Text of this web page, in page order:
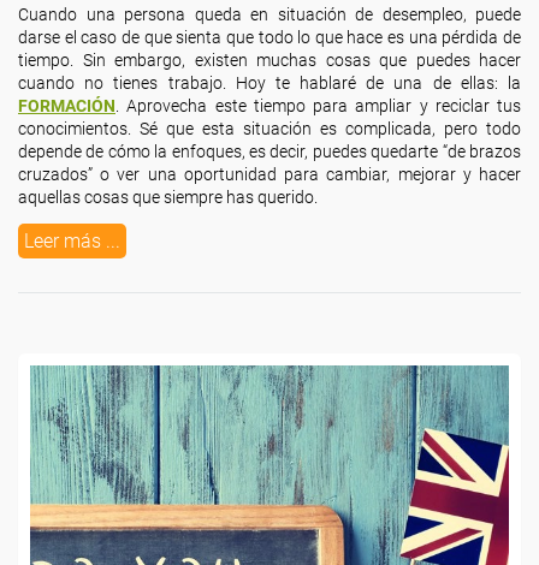
Cuando una persona queda en situación de desempleo, puede
darse el caso de que sienta que todo lo que hace es una pérdida de
tiempo. Sin embargo, existen muchas cosas que puedes hacer
cuando no tienes trabajo. Hoy te hablaré de una de ellas: la
FORMACIÓN . Aprovecha este tiempo para ampliar y reciclar tus
conocimientos. Sé que esta situación es complicada, pero todo
depende de cómo la enfoques, es decir, puedes quedarte “de brazos
cruzados” o ver una oportunidad para cambiar, mejorar y hacer
aquellas cosas que siempre has querido.
Leer más ...